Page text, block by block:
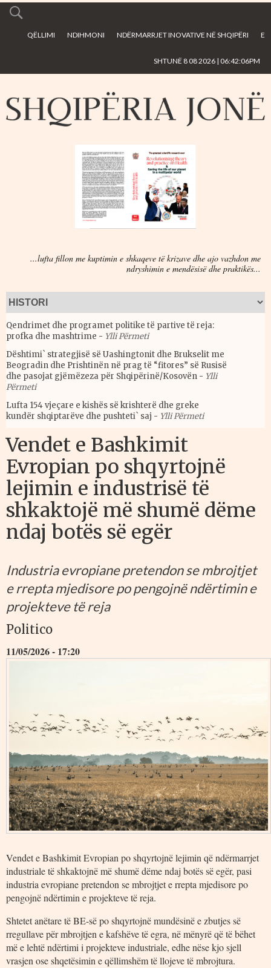
main
QËLLIMI NDIHMONI NDËRMARRJET INOVATIVE NË SHQIPËRI E
SHTUNË 8 08 2026 | 06:42:06PM
...lufta fillon me kuptimin e shkaqeve të krizave dhe ajo vazhdon me
ndryshimin e mendësisë dhe praktikës...
Qendrimet dhe programet politike të partive të reja:
profka dhe mashtrime - Ylli Përmeti
Dështimi` strategjisë së Uashingtonit dhe Brukselit me
Beogradin dhe Prishtinën në prag të “fitores” së Rusisë
dhe pasojat gjëmëzeza për Shqipërinë/Kosovën - Ylli
Përmeti
Lufta 154 vjeçare e kishës së krishterë dhe greke
kundër shqiptarëve dhe pushteti` saj - Ylli Përmeti
Vendet e Bashkimit
Evropian po shqyrtojnë
lejimin e industrisë të
shkaktojë më shumë dëme
ndaj botës së egër
Industria evropiane pretendon se mbrojtjet
e rrepta mjedisore po pengojnë ndërtimin e
projekteve të reja
Politico
11/05/2026 - 17:20
Vendet e Bashkimit Evropian po shqyrtojnë lejimin që ndërmarrjet
industriale të shkaktojnë më shumë dëme ndaj botës së egër, pasi
industria evropiane pretendon se mbrojtjet e rrepta mjedisore po
pengojnë ndërtimin e projekteve të reja.
Shtetet anëtare të BE-së po shqyrtojnë mundësinë e zbutjes së
rregullave për mbrojtjen e kafshëve të egra, në mënyrë që të bëhet
më e lehtë ndërtimi i projekteve industriale, edhe nëse kjo sjell
vrasjen ose shqetësimin e qëllimshëm të llojeve të mbrojtura.